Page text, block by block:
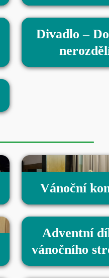
Divadlo –
Vánoční
Adventní
vánočního